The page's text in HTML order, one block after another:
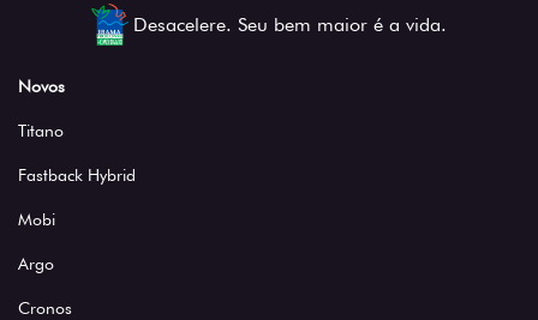
Desacelere. Seu bem maior é a vida.
Novos
Titano
Fastback Hybrid
Mobi
Argo
Cronos